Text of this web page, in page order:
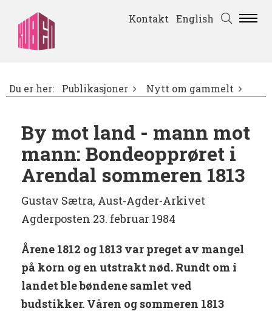
Kontakt English
Du er her: Publikasjoner Nytt om gammelt
By mot land - mann mot
mann: Bondeopprøret i
Arendal sommeren 1813
Gustav Sætra, Aust-Agder-Arkivet
Agderposten 23. februar 1984
Årene 1812 og 1813 var preget av mangel
på korn og en utstrakt nød. Rundt om i
landet ble bøndene samlet ved
budstikker. Våren og sommeren 1813